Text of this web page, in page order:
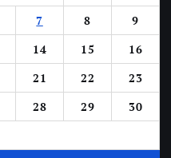
7 8
9
14 15
16
21 22
23
28 29
30